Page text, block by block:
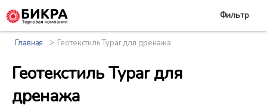
Главная > Геотекстиль Typar для дренажа
Геотекстиль Typar для
дренажа
Фильтр